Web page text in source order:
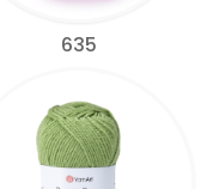
635